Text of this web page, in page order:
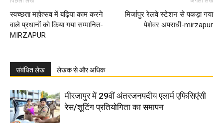
स्वच्छता महोत्सव में बढ़िया काम करने
वाले प्रधानों को किया गया सम्मानित-
MIRZAPUR
मिर्जापुर रेलवे स्टेशन से पकड़ा गया
पेशेवर अपराधी-mirzapur
संबंधित लेख लेखक से और अधिक
मीरजापुर में 29वीं अंतरजनपदीय एलार्म एफिसिएंसी
रेस/शूटिंग प्रतियोगिता का समापन